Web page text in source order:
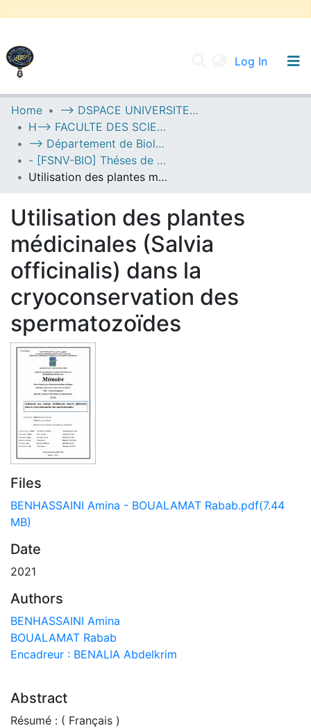
Log In
UNIVERSITY OF D.L SIDI BEL ABBES
Communities & Collections
All of DSpace
Statistics
Home
--> DSPACE UNIVERSITE DJILALLI LIABES DE SIDI BEL ABBES
H--> FACULTE DES SCIENCES DE LA NATURE ET DE LA VIE
--> Département de Biologie
- [FSNV-BIO] Théses de Master II
Utilisation des plantes médicinales (Salvia officinalis) dans la cryoconservation des spermatozoïdes
Utilisation des plantes
médicinales (Salvia
officinalis) dans la
cryoconservation des
spermatozoïdes
Files
BENHASSAINI Amina - BOUALAMAT Rabab.pdf(7.44
MB)
Date
2021
Authors
BENHASSAINI Amina
BOUALAMAT Rabab
Encadreur : BENALIA Abdelkrim
Abstract
Résumé : ( Français )